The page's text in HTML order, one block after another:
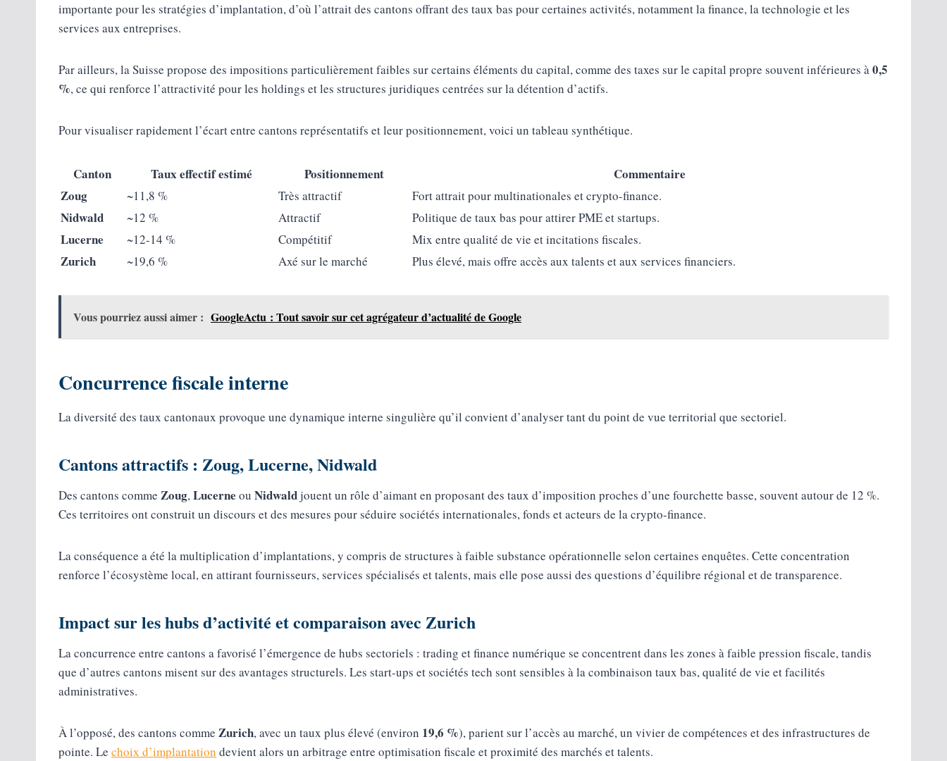
importante pour les stratégies d’implantation, d’où l’attrait des cantons offrant des taux bas pour certaines activités, notamment la finance, la technologie et les
services aux entreprises.
Par ailleurs, la Suisse propose des impositions particulièrement faibles sur certains éléments du capital, comme des taxes sur le capital propre souvent inférieures à0,5
%, ce qui renforce l’attractivité pour les holdings et les structures juridiques centrées sur la détention d’actifs.
Pour visualiser rapidement l’écart entre cantons représentatifs et leur positionnement, voici un tableau synthétique.
Canton Taux effectif estimé Positionnement
Commentaire
Zoug
~11,8 % Très attractif Fort attrait pour multinationales et crypto-finance.
Nidwald ~12 % Attractif Politique de taux bas pour attirer PME et startups.
Lucerne ~12-14 % Compétitif Mix entre qualité de vie et incitations fiscales.
Zurich ~19,6 % Axé sur le marché Plus élevé, mais offre accès aux talents et aux services financiers.
Vous pourriez aussi aimer : GoogleActu : Tout savoir sur cet agrégateur d’actualité de Google
Concurrence fiscale interne
La diversité des taux cantonaux provoque une dynamique interne singulière qu’il convient d’analyser tant du point de vue territorial que sectoriel.
Cantons attractifs : Zoug, Lucerne, Nidwald
Des cantons comme Zoug,Lucerne ou Nidwaldjouent un rôle d’aimant en proposant des taux d’imposition proches d’une fourchette basse, souvent autour de 12 %.
Ces territoires ont construit un discours et des mesures pour séduire sociétés internationales, fonds et acteurs de la crypto-finance.
La conséquence a été la multiplication d’implantations, y compris de structures à faible substance opérationnelle selon certaines enquêtes. Cette concentration
renforce l’écosystème local, en attirant fournisseurs, services spécialisés et talents, mais elle pose aussi des questions d’équilibre régional et de transparence.
Impact sur les hubs d’activité et comparaison avec Zurich
La concurrence entre cantons a favorisé l’émergence de hubs sectoriels : trading et finance numérique se concentrent dans les zones à faible pression fiscale, tandis
que d’autres cantons misent sur des avantages structurels. Les start-ups et sociétés tech sont sensibles à la combinaison taux bas, qualité de vie et facilités
administratives.
À l’opposé, des cantons comme Zurich, avec un taux plus élevé (environ 19,6 %), parient sur l’accès au marché, un vivier de compétences et des infrastructures de
pointe. Le choix d’implantation devient alors un arbitrage entre optimisation fiscale et proximité des marchés et talents.